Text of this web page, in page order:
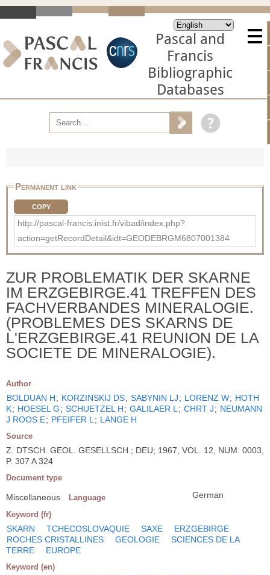
Pascal and
Francis
Bibliographic
Databases
Permanent link
COPY
http://pascal-francis.inist.fr/vibad/index.php?
action=getRecordDetail&idt=GEODEBRGM6807001384
ZUR PROBLEMATIK DER SKARNE
IM ERZGEBIRGE.41 TREFFEN DES
FACHVERBANDES MINERALOGIE.
(PROBLEMES DES SKARNS DE
L'ERZGEBIRGE.41 REUNION DE LA
SOCIETE DE MINERALOGIE).
Author
BOLDUAN H; KORZINSKIJ DS; SABYNIN LJ; LORENZ W; HOTH
K; HOESEL G; SCHUETZEL H; GALILAER L ; CHRT J; NEUMANN
J ROOS E; PFEIFER L ; LANGE H
Source
Z. DTSCH. GEOL. GESELLSCH.; DEU; 1967, VOL. 12, NUM. 0003,
P. 307 A 324
Document type
Miscellaneous Language German
Keyword (fr)
SKARN TCHECOSLOVAQUIE SAXE
ERZGEBIRGE
ROCHES CRISTALLINES
GEOLOGIE
SCIENCES DE LA
TERRE
EUROPE
Keyword (en)